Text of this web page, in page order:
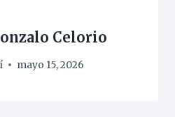
Celorio
mayo 15, 2026